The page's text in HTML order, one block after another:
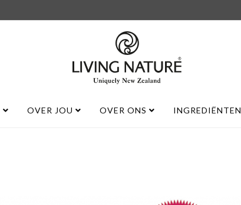
OVER JOU OVER ONS INGREDIËNTEN